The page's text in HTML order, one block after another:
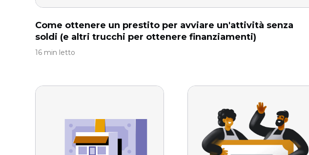
Come ottenere un prestito per avviare un'attività senza
soldi (e altri trucchi per ottenere finanziamenti)
16 min letto